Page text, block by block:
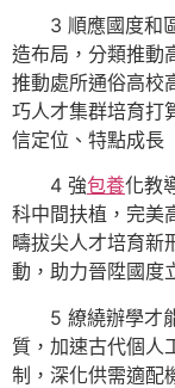
3 順應國度和
造布局，分類推動
推動處所通俗高校
巧人才集群培育打
信定位、特點成長
4 強包養化教
科中間扶植，完美
疇拔尖人才培育新
動，助力晉陞國度
5 繚繞辦學才
質，加速古代個人
制，深化供需適配